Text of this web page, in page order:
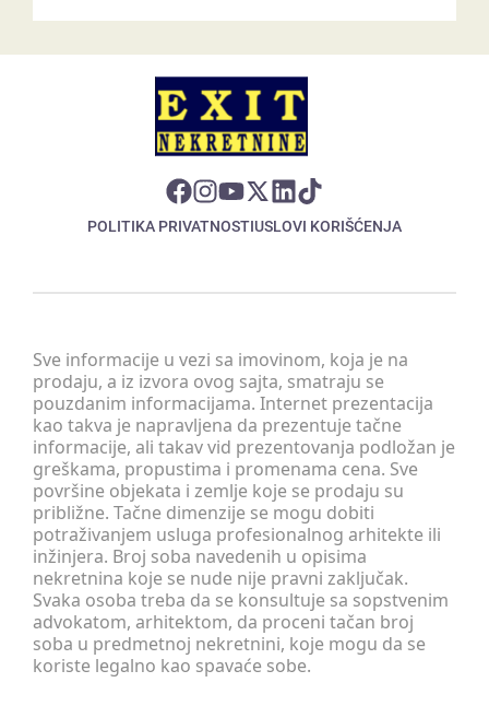
POLITIKA PRIVATNOSTIUSLOVI KORIŠĆENJA
Sve informacije u vezi sa imovinom, koja je na
prodaju, a iz izvora ovog sajta, smatraju se
pouzdanim informacijama. Internet prezentacija
kao takva je napravljena da prezentuje tačne
informacije, ali takav vid prezentovanja podložan je
greškama, propustima i promenama cena. Sve
površine objekata i zemlje koje se prodaju su
približne. Tačne dimenzije se mogu dobiti
potraživanjem usluga profesionalnog arhitekte ili
inžinjera. Broj soba navedenih u opisima
nekretnina koje se nude nije pravni zaključak.
Svaka osoba treba da se konsultuje sa sopstvenim
advokatom, arhitektom, da proceni tačan broj
soba u predmetnoj nekretnini, koje mogu da se
koriste legalno kao spavaće sobe.